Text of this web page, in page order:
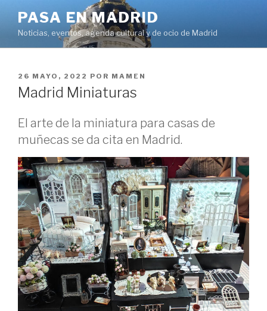
contenido
PASA EN MADRID
Noticias, eventos, agenda cultural y de ocio de Madrid
PUBLICADO
EL
26 MAYO, 2022 POR MAMEN
Madrid Miniaturas
El arte de la miniatura para casas de
muñecas se da cita en Madrid.